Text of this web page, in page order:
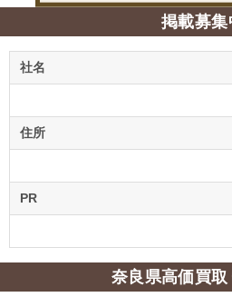
掲載募集
社名
住所
PR
奈良県高価買